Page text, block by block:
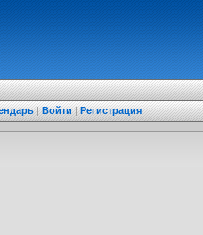
|Войти|Регистрация